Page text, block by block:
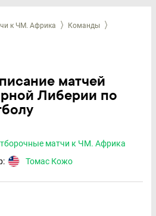
к ЧМ. Африка
Команды
матчей
Либерии по
матчи к ЧМ. Африка
Томас Кожо